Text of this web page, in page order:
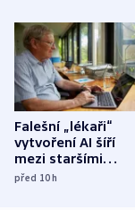
Falešní „lékaři“
vytvoření AI šíří
mezi staršími
Poláky nebezpečné
před 10h